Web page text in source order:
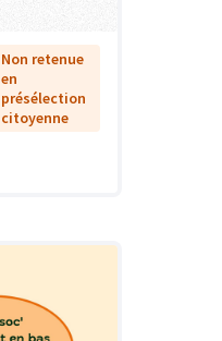
Non retenue
en
présélection
citoyenne